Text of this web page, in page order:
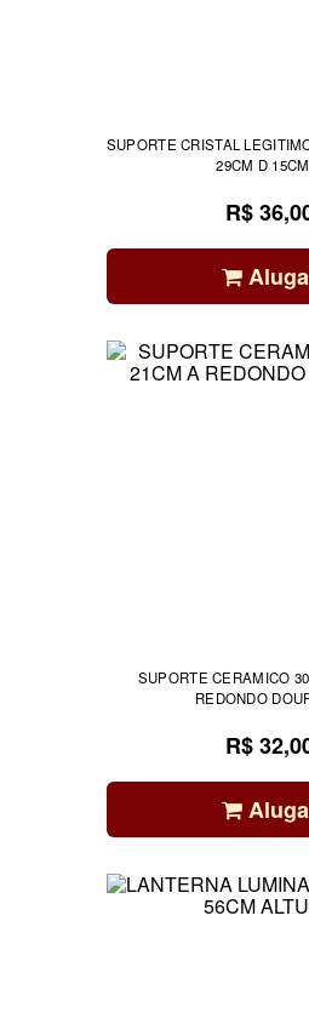
SUPORTE CRISTAL
29CM D
R$
SUPORTE CERAMICO
REDONDO
R$